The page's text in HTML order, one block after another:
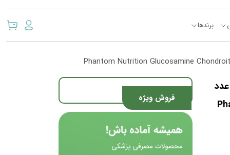
برندها
فروش ویژه
کندروئیتین فانتوم نوتریشن 60 عدد